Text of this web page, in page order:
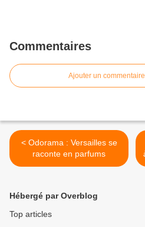
Commentaires
Ajouter un commentaire
< Odorama : Versailles se
raconte en parfums
Hébergé par Overblog
Top articles